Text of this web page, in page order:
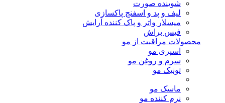
شوینده صورت
لیف و پد و اسفنج پاکسازی
میسلار واتر و پاک کننده آرایش
فیس براش
محصولات مراقبت از مو
اسپری مو
سرم و روغن مو
تونیک مو
ماسک مو
نرم کننده مو